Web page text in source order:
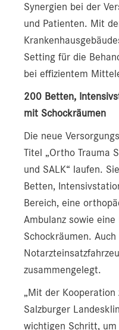
Synergien bei der
und Patienten. Mit
Setting für die
bei effizientem
200 Betten,
mit Schockräumen
Die neue
Titel „Ortho Trauma
und SALK“ laufen.
Betten,
Bereich, eine
Ambulanz sowie
Schockräumen.
zusammengelegt.
„Mit der Kooperation
Salzburger
wichtigen Schritt,